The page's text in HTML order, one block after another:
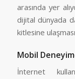
arasında yer
dijital dünyada
kitlesine
Mobil
İnternet